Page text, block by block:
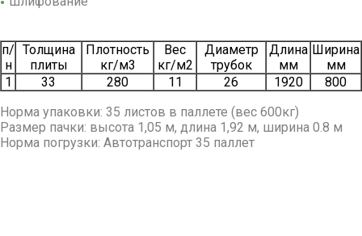
п/
н
Толщина
плиты
Плотность
кг/м3
Вес
кг/м2
Диаметр
трубок
Длина
мм
Ширина
мм
1
33 280 11 26 1920
800
Норма упаковки: 35 листов в паллете (вес 600кг)
Размер пачки: высота 1,05 м, длина 1,92 м, ширина 0.8 м
Норма погрузки: Автотранспорт 35 паллет